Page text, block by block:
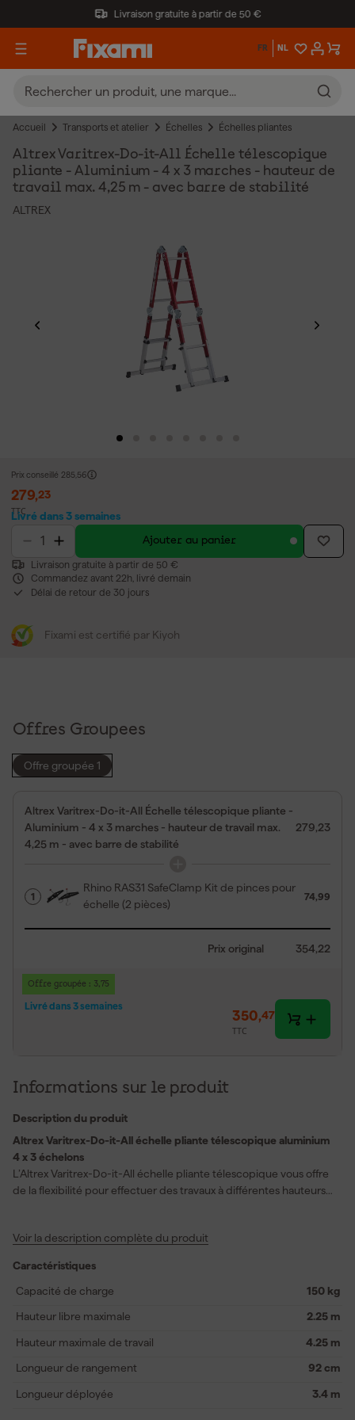
Livraison gratuite à partir de 50 €
FR NL
Accueil Transports et atelier Échelles Échelles pliantes
Altrex Varitrex-Do-it-All Échelle télescopique
pliante - Aluminium - 4 x 3 marches - hauteur de
travail max. 4,25 m - avec barre de stabilité
ALTREX
Prix conseillé 285,56
279,23
TTC
Livré dans 3 semaines
Ajouter au panier
Livraison gratuite à partir de 50 €
Commandez avant 22h, livré demain
Délai de retour de 30 jours
Fixami est certifié par Kiyoh
Offres Groupees
Offre groupée 1
Altrex Varitrex-Do-it-All Échelle télescopique pliante -
Aluminium - 4 x 3 marches - hauteur de travail max.
4,25 m - avec barre de stabilité
279,23
1
Rhino RAS31 SafeClamp Kit de pinces pour
échelle (2 pièces)
74,99
Prix original 354,22
Offre groupée : 3,75
Livré dans 3 semaines
350,47
TTC
Informations sur le produit
Description du produit
Altrex Varitrex-Do-it-All échelle pliante télescopique aluminium
4 x 3 échelons
L’Altrex Varitrex-Do-it-All échelle pliante télescopique vous offre
de la flexibilité pour effectuer des travaux à différentes hauteurs
la position droite, la position murale ou comme plateforme de
qui est pratique pour travailler sur des surfaces inégales. Les
plateformes en aluminium fournies permettent d’utiliser l’échelle
antidérapants garantissent que vous êtes bien stable. Une fois
repliée, cette échelle est compacte et facile à ranger, ce qui la
Voir la description complète du produit
Caractéristiques
Capacité de charge
150 kg
Hauteur libre maximale 2.25 m
Hauteur maximale de travail 4.25 m
Longueur de rangement 92 cm
Longueur déployée 3.4 m